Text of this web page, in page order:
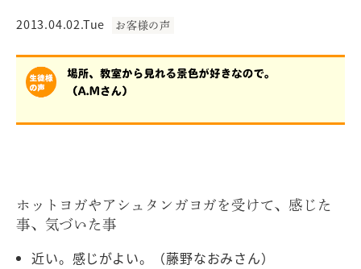
2013.04.02.Tue お客様の声
ホットヨガやアシュタンガヨガを受けて、感じた
事、気づいた事
近い。感じがよい。（藤野なおみさん）